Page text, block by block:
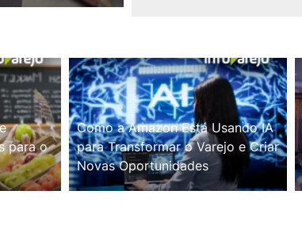
para o
Como a Amazon Está Usando IA
para Transformar o Varejo e Criar
Novas Oportunidades